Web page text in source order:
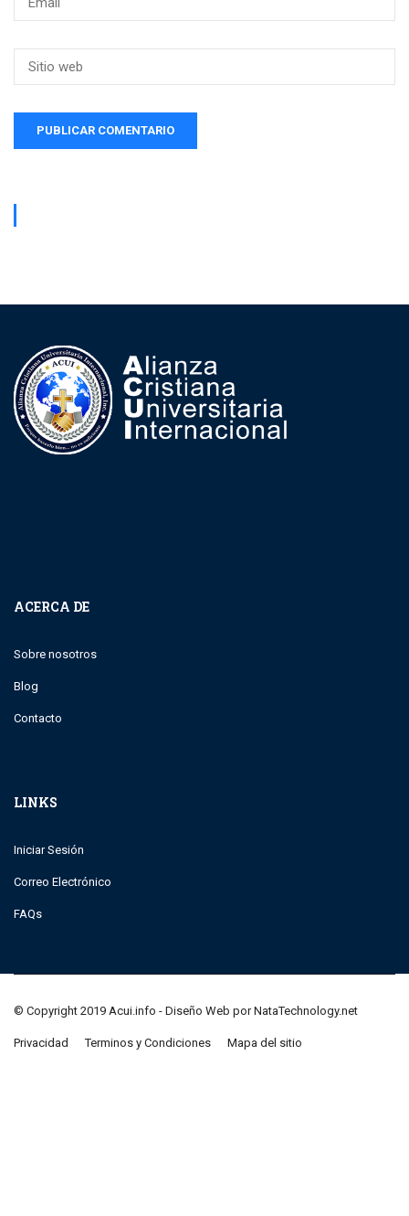
ACERCA DE
Sobre nosotros
Blog
Contacto
LINKS
Iniciar Sesión
Correo Electrónico
FAQs
© Copyright 2019 Acui.info - Diseño Web por NataTechnology.net
Privacidad Terminos y Condiciones Mapa del sitio